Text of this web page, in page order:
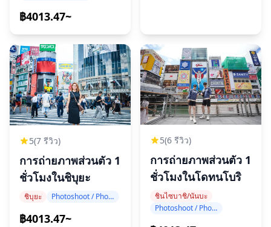
฿4013.47~
5(7 รีวิว)
การถ่ายภาพส่วนตัว 1
ชั่วโมงในชิบุยะ
ชิบุยะ Photoshoot / Photo tour
฿4013.47~
5(6 รีวิว)
การถ่ายภาพส่วนตัว 1
ชั่วโมงในโดทนโบริ
ชินไซบาชิ/นันบะ
Photoshoot / Photo tour